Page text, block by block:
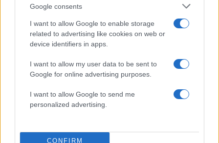
Google consents
I want to allow Google to enable storage
related to advertising like cookies on web or
device identifiers in apps.
I want to allow my user data to be sent to
Google for online advertising purposes.
I want to allow Google to send me
personalized advertising.
CONFIRM
Νέο βίντεο με τον
Μοτζτάμπα Χαμενεΐ ενώ
Μετέτρεψαν το
κάνουν μπάνιο